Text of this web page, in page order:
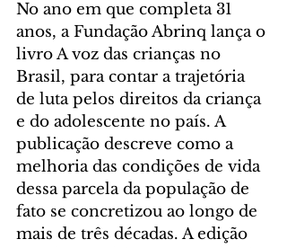
No ano em que completa 31
anos, a Fundação Abrinq lança o
livro A voz das crianças no
Brasil, para contar a trajetória
de luta pelos direitos da criança
e do adolescente no país. A
publicação descreve como a
melhoria das condições de vida
dessa parcela da população de
fato se concretizou ao longo de
mais de três décadas. A edição